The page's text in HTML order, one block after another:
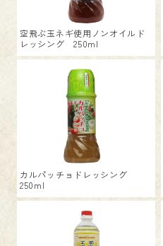
空飛ぶ玉ネギ使用ノンオイルド
レッシング 250ml
カルパッチョドレッシング
250ml